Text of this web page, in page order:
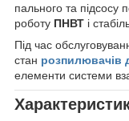
пального та підсосу
роботу ПНВТ і
Під час
стан розпилювачів
елементи системи